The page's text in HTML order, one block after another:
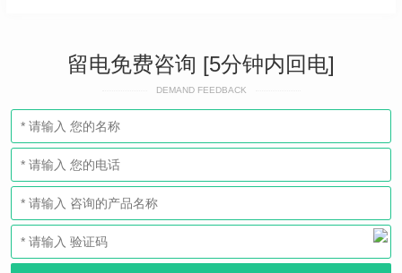
留电免费咨询 [5分钟内回电]
DEMAND FEEDBACK